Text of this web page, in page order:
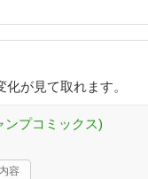
が見て取れます。
ンプコミックス)
容